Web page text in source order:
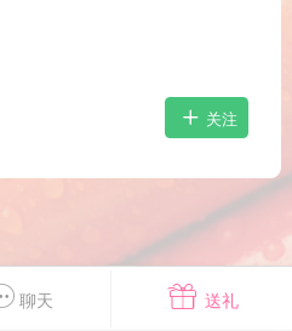
– Windows
聊天 送礼
关注